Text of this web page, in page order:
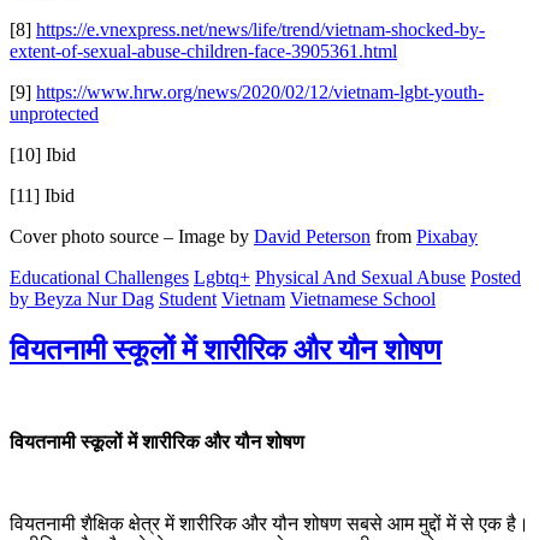
[8] https://e.vnexpress.net/news/life/trend/vietnam-shocked-by-
extent-of-sexual-abuse-children-face-3905361.html
[9] https://www.hrw.org/news/2020/02/12/vietnam-lgbt-youth-
unprotected
[10] Ibid
[11] Ibid
Cover photo source – Image by David Peterson from Pixabay
Educational Challenges Lgbtq+ Physical And Sexual Abuse Posted
by Beyza Nur Dag Student Vietnam Vietnamese School
वियतनामी स्कूलों में शारीरिक और यौन शोषण
वियतनामी स्कूलों में शारीरिक और यौन शोषण
वियतनामी शैक्षिक क्षेत्र में शारीरिक और यौन शोषण सबसे आम मुद्दों में से एक है।